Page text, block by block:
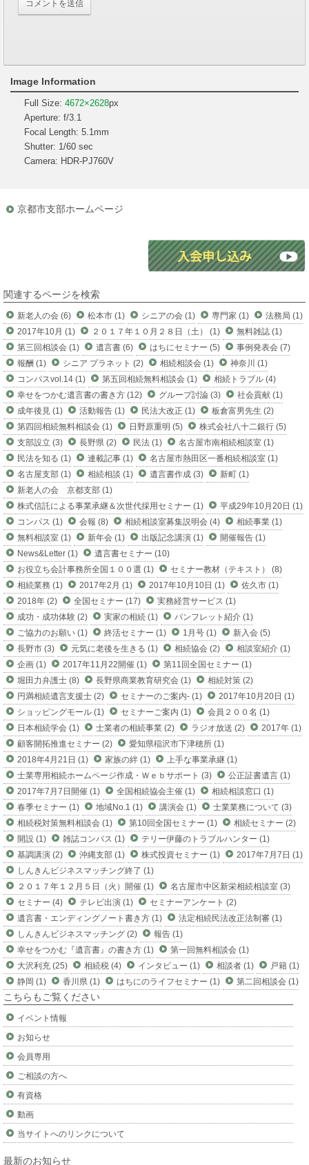
Image Information
Full Size: 4672×2628px
Aperture: f/3.1
Focal Length: 5.1mm
Shutter: 1/60 sec
Camera: HDR-PJ760V
京都市支部ホームページ
関連するページを検索
新老人の会 (6) 松本市 (1) シニアの会 (1) 専門家 (1)
法務局 (1)
2017年10月 (1)
２０１７年１０月２８日（土） (1)
無料雑誌 (1)
第三回相談会 (1)
遺言書 (6) はちにセミナー (5)
事例発表会 (7)
報酬 (1)
シニア プラネット (2) 相続相談会 (1)
神奈川 (1)
コンパスvol.14 (1)
第五回相続無料相談会 (1)
相続トラブル (4)
幸せをつかむ遺言書の書き方 (12)
グループ討論 (3)
社会貢献 (1)
成年後見 (1)
活動報告 (1) 民法大改正 (1)
板倉富男先生 (2)
第四回相続無料相談会 (1)
日野原重明 (5)
株式会社八十二銀行 (5)
支部設立 (3)
長野県 (2) 民法 (1)
名古屋市南相続相談室 (1)
民法を知る (1)
連載記事 (1)
名古屋市熱田区一番相続相談室 (1)
名古屋支部 (1)
相続相談 (1) 遺言書作成 (3)
新町 (1)
新老人の会 京都支部 (1)
株式信託による事業承継＆次世代採用セミナー (1)
平成29年10月20日 (1)
コンパス (1)
会報 (8) 相続相談室募集説明会 (4)
相続事業 (1)
無料相談室 (1)
新年会 (1) 出版記念講演 (1)
開催報告 (1)
News&Letter (1)
遺言書セミナー (10)
お役立ち会計事務所全国１００選 (1)
セミナー教材（テキスト） (8)
相続業務 (1)
2017年2月 (1) 2017年10月10日 (1)
佐久市 (1)
2018年 (2)
全国セミナー (17)
実務経営サービス (1)
成功・成功体験 (2)
実家の相続 (1)
パンフレット紹介 (1)
ご協力のお願い (1)
終活セミナー (1) 1月号 (1)
新入会 (5)
長野市 (3)
元気に老後を生きる (1) 相続協会 (2)
相談室紹介 (1)
企画 (1)
2017年11月22開催 (1)
第11回全国セミナー (1)
堀田力弁護士 (8)
長野県商業教育研究会 (1)
相続対策 (2)
円満相続遺言支援士 (2)
セミナーのご案内- (1)
2017年10月20日 (1)
ショッピングモール (1)
セミナーご案内 (1)
会員２００名 (1)
日本相続学会 (1)
士業者の相続事業 (2) ラジオ放送 (2)
2017年 (1)
顧客開拓推進セミナー (2)
愛知県稲沢市下津穂所 (1)
2018年4月21日 (1)
家族の絆 (1)
上手な事業承継 (1)
士業専用相続ホームページ作成・Ｗｅｂサポート (3)
公正証書遺言 (1)
2017年7月7日開催 (1)
全国相続協会主催 (1)
相続相談窓口 (1)
春季セミナー (1)
地域No.1 (1) 講演会 (1)
士業業務について (3)
相続税対策無料相談会 (1)
第10回全国セミナー (1)
相続セミナー (2)
開設 (1)
雑誌コンパス (1)
テリー伊藤のトラブルハンター (1)
基調講演 (2)
沖縄支部 (1) 株式投資セミナー (1)
2017年7月7日 (1)
しんきんビジネスマッチング終了 (1)
２０１７年１２月５日（火）開催 (1)
名古屋市中区新栄相続相談室 (3)
セミナー (4)
テレビ出演 (1)
セミナーアンケート (2)
遺言書・エンディングノート書き方 (1)
法定相続民法改正法制審 (1)
しんきんビジネスマッチング (2)
報告 (1)
幸せをつかむ『遺言書』の書き方 (1)
第一回無料相談会 (1)
大沢利充 (25)
相続税 (4) インタビュー (1) 相談者 (1)
戸籍 (1)
静岡 (1)
香川県 (1) はちにのライフセミナー (1) 第二回相談会 (1)
こちらもご覧ください
イベント情報
お知らせ
会員専用
ご相談の方へ
有資格
動画
当サイトへのリンクについて
最新のお知らせ